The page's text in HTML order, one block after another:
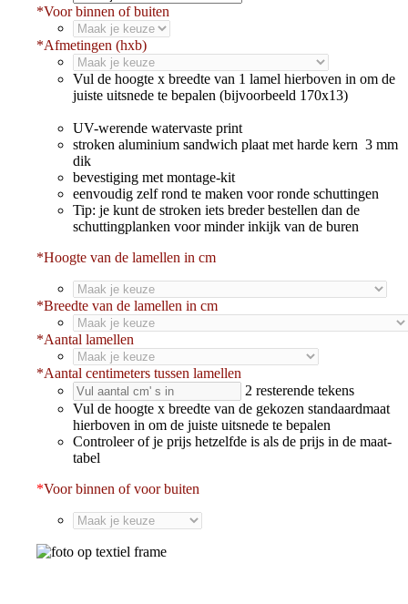
*Voor binnen of buiten
*Afmetingen (hxb)
Vul de hoogte x breedte van 1 lamel hierboven in om de
juiste uitsnede te bepalen (bijvoorbeeld 170x13)
UV-werende watervaste print
stroken aluminium sandwich plaat met harde kern 3 mm
dik
bevestiging met montage-kit
eenvoudig zelf rond te maken voor ronde schuttingen
Tip: je kunt de stroken iets breder bestellen dan de
schuttingplanken voor minder inkijk van de buren
*Hoogte van de lamellen in cm
*Breedte van de lamellen in cm
*Aantal lamellen
*Aantal centimeters tussen lamellen
2 resterende tekens
Vul de hoogte x breedte van de gekozen standaardmaat
hierboven in om de juiste uitsnede te bepalen
Controleer of je prijs hetzelfde is als de prijs in de maat-
tabel
*Voor binnen of voor buiten